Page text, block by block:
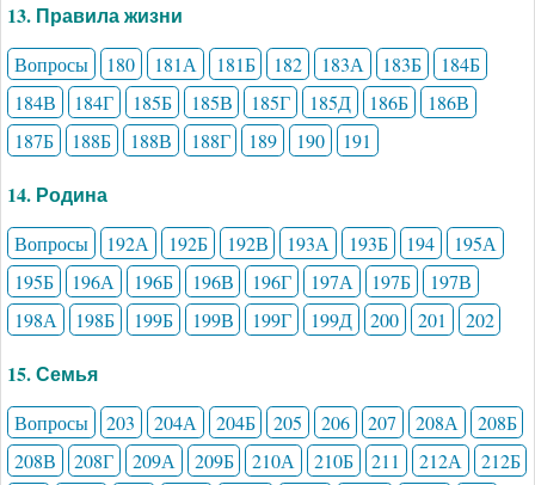
13. Правила жизни
Вопросы 180 181А 181Б 182 183А 183Б
184Б
184В
184Г 185Б 185В 185Г 185Д 186Б
186В
187Б
188Б 188В 188Г 189 190 191
14. Родина
Вопросы 192А 192Б 192В 193А 193Б 194
195А
195Б
196А 196Б 196В 196Г 197А 197Б
197В
198А
198Б 199Б 199В 199Г 199Д 200 201 202
15. Семья
Вопросы 203 204А 204Б 205 206 207 208А
208Б
208В
208Г 209А 209Б 210А 210Б 211 212А
212Б